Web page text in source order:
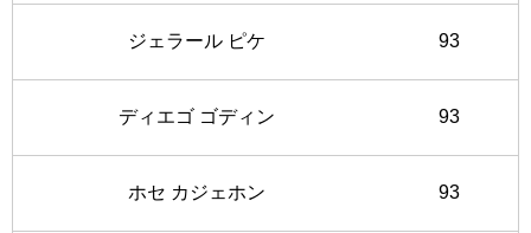
ジェラール ピケ 93
ディエゴ ゴディン 93
ホセ カジェホン 93